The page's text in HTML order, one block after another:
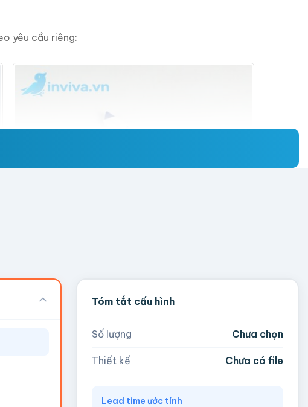
yêu cầu riêng:
Tóm tắt cấu hình
Số lượng Chưa chọn
Thiết kế Chưa có file
Lead time ước tính